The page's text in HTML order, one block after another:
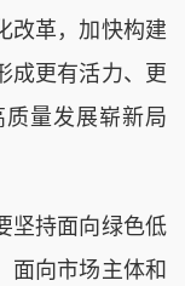
改革，加快构建
成更有活力、更
量发展崭新局
持面向绿色低
面向市场主体和